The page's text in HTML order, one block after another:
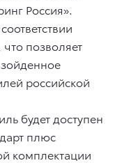
Россия».
позволяет
российской
будет доступен
плюс
комплектации